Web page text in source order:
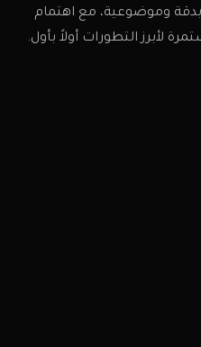
بدقة وموضوعية، مع اهتمام
لأبرز التطورات أولاً بأول.